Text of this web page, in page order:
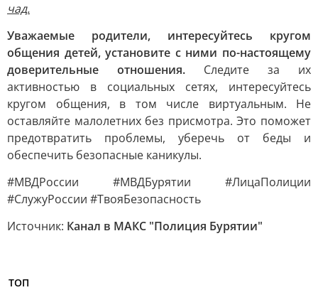
чад.
Уважаемые родители, интересуйтесь кругом
общения детей, установите с ними по-настоящему
доверительные отношения. Следите за их
активностью в социальных сетях, интересуйтесь
кругом общения, в том числе виртуальным. Не
оставляйте малолетних без присмотра. Это поможет
предотвратить проблемы, уберечь от беды и
обеспечить безопасные каникулы.
#МВДРоссии #МВДБурятии #ЛицаПолиции
#СлужуРоссии #ТвояБезопасность
Источник: Канал в МАКС "Полиция Бурятии"
ТОП